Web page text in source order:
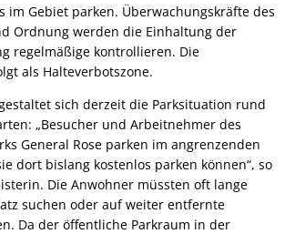
im Gebiet parken. Überwachungskräfte des
Ordnung werden die Einhaltung der
regelmäßige kontrollieren. Die
als Halteverbotszone.
sich derzeit die Parksituation rund
„Besucher und Arbeitnehmer des
General Rose parken im angrenzenden
dort bislang kostenlos parken können“, so
Die Anwohner müssten oft lange
suchen oder auf weiter entfernte
Da der öffentliche Parkraum in der